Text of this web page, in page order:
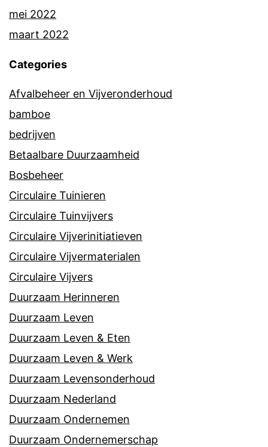
mei 2022
maart 2022
Categories
Afvalbeheer en Vijveronderhoud
bamboe
bedrijven
Betaalbare Duurzaamheid
Bosbeheer
Circulaire Tuinieren
Circulaire Tuinvijvers
Circulaire Vijverinitiatieven
Circulaire Vijvermaterialen
Circulaire Vijvers
Duurzaam Herinneren
Duurzaam Leven
Duurzaam Leven & Eten
Duurzaam Leven & Werk
Duurzaam Levensonderhoud
Duurzaam Nederland
Duurzaam Ondernemen
Duurzaam Ondernemerschap